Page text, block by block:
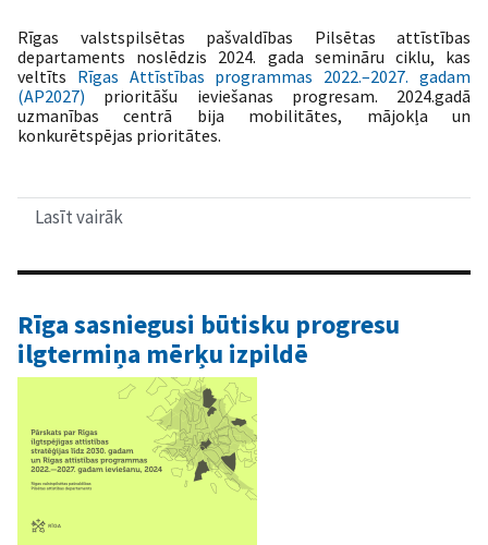
Rīgas valstspilsētas pašvaldības Pilsētas attīstības
departaments noslēdzis 2024. gada semināru ciklu, kas
veltīts Rīgas Attīstības programmas 2022.–2027. gadam
(AP2027) prioritāšu ieviešanas progresam. 2024.gadā
uzmanības centrā bija mobilitātes, mājokļa un
konkurētspējas prioritātes.
Lasīt vairāk
AP2027
ieviešanas
progresu
Rīga sasniegusi būtisku progresu
ilgtermiņa mērķu izpildē